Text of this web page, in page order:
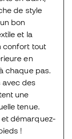
de style
bon
et la
confort tout
en
chaque pas.
des
une
tenue.
démarquez-
!